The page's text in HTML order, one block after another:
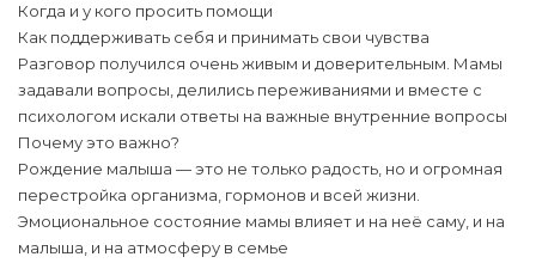
Когда и у кого просить помощи
Как поддерживать себя и принимать свои чувства
Разговор получился очень живым и доверительным. Мамы
задавали вопросы, делились переживаниями и вместе с
психологом искали ответы на важные внутренние вопросы
Почему это важно?
Рождение малыша — это не только радость, но и огромная
перестройка организма, гормонов и всей жизни.
Эмоциональное состояние мамы влияет и на неё саму, и на
малыша, и на атмосферу в семье